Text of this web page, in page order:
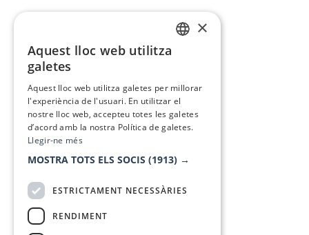
×
Aquest lloc web utilitza
galetes
Aquest lloc web utilitza galetes per millorar
l'experiència de l'usuari. En utilitzar el
nostre lloc web, accepteu totes les galetes
d’acord amb la nostra Política de galetes.
Llegir-ne més
MOSTRA TOTS ELS SOCIS (1913) →
ESTRICTAMENT NECESSÀRIES
RENDIMENT